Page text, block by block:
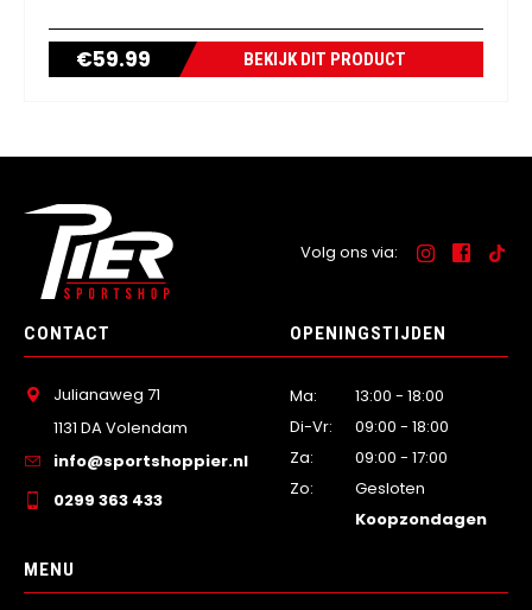
€59.99 BEKIJK DIT PRODUCT
Volg ons via:
CONTACT
Julianaweg 71
1131 DA Volendam
info@sportshoppier.nl
0299 363 433
OPENINGSTIJDEN
Ma:
13:00 - 18:00
Di-Vr:
09:00 - 18:00
Za:
09:00 - 17:00
Zo:
Gesloten
Koopzondagen
MENU